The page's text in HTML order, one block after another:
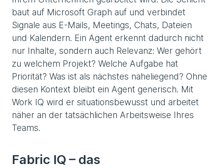
baut auf Microsoft Graph auf und verbindet
Signale aus E-Mails, Meetings, Chats, Dateien
und Kalendern. Ein Agent erkennt dadurch nicht
nur Inhalte, sondern auch Relevanz: Wer gehört
zu welchem Projekt? Welche Aufgabe hat
Priorität? Was ist als nächstes naheliegend? Ohne
diesen Kontext bleibt ein Agent generisch. Mit
Work IQ wird er situationsbewusst und arbeitet
näher an der tatsächlichen Arbeitsweise Ihres
Teams.
Fabric IQ – das